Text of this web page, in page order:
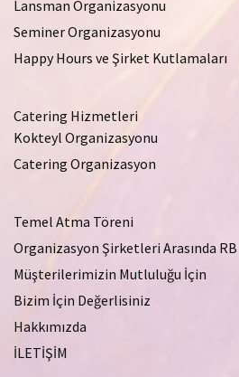
Lansman Organizasyonu
Seminer Organizasyonu
Happy Hours ve Şirket Kutlamaları
Catering Hizmetleri
Kokteyl Organizasyonu
Catering Organizasyon
Temel Atma Töreni
Organizasyon Şirketleri Arasında RB
Müşterilerimizin Mutluluğu İçin
Bizim İçin Değerlisiniz
Hakkımızda
İLETİŞİM